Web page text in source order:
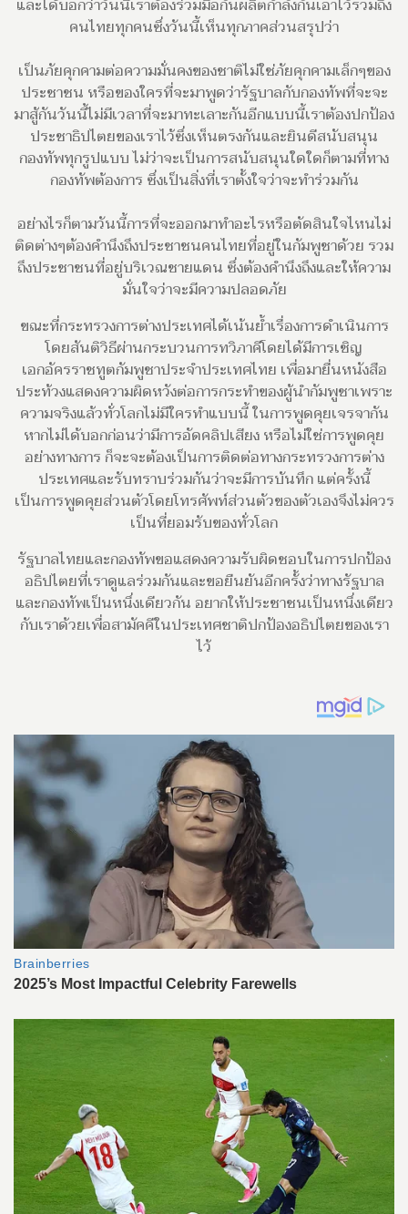
และได้บอกว่าวันนี้เราต้องร่วมมือกันผลิตกำลังกันเอาไว้รวมถึง
คนไทยทุกคนซึ่งวันนี้เห็นทุกภาคส่วนสรุปว่า
เป็นภัยคุกคามต่อความมั่นคงของชาติไม่ใช่ภัยคุกคามเล็กๆของ
ประชาชน หรือของใครที่จะมาพูดว่ารัฐบาลกับกองทัพที่จะจะ
มาสู้กันวันนี้ไม่มีเวลาที่จะมาทะเลาะกันอีกแบบนี้เราต้องปกป้อง
ประชาธิปไตยของเราไว้ซึ่งเห็นตรงกันและยินดีสนับสนุน
กองทัพทุกรูปแบบ ไม่ว่าจะเป็นการสนับสนุนใดใดก็ตามที่ทาง
กองทัพต้องการ ซึ่งเป็นสิ่งที่เราตั้งใจว่าจะทำร่วมกัน
อย่างไรก็ตามวันนี้การที่จะออกมาทำอะไรหรือตัดสินใจไหนไม่
ติดต่างๆต้องคำนึงถึงประชาชนคนไทยที่อยู่ในกัมพูชาด้วย รวม
ถึงประชาชนที่อยู่บริเวณชายแดน ซึ่งต้องคำนึงถึงและให้ความ
มั่นใจว่าจะมีความปลอดภัย
ขณะที่กระทรวงการต่างประเทศได้เน้นย้ำเรื่องการดำเนินการ
โดยสันติวิธีผ่านกระบวนการทวิภาคีโดยได้มีการเชิญ
เอกอัครราชทูตกัมพูชาประจำประเทศไทย เพื่อมายื่นหนังสือ
ประท้วงแสดงความผิดหวังต่อการกระทำของผู้นำกัมพูชาเพราะ
ความจริงแล้วทั่วโลกไม่มีใครทำแบบนี้ ในการพูดคุยเจรจากัน
หากไม่ได้บอกก่อนว่ามีการอัดคลิปเสียง หรือไม่ใช่การพูดคุย
อย่างทางการ ก็จะจะต้องเป็นการติดต่อทางกระทรวงการต่าง
ประเทศและรับทราบร่วมกันว่าจะมีการบันทึก แต่ครั้งนี้
เป็นการพูดคุยส่วนตัวโดยโทรศัพท์ส่วนตัวของตัวเองจึงไม่ควร
เป็นที่ยอมรับของทั่วโลก
รัฐบาลไทยและกองทัพขอแสดงความรับผิดชอบในการปกป้อง
อธิปไตยที่เราดูแลร่วมกันและขอยืนยันอีกครั้งว่าทางรัฐบาล
และกองทัพเป็นหนึ่งเดียวกัน อยากให้ประชาชนเป็นหนึ่งเดียว
กับเราด้วยเพื่อสามัคคีในประเทศชาติปกป้องอธิปไตยของเรา
ไว้